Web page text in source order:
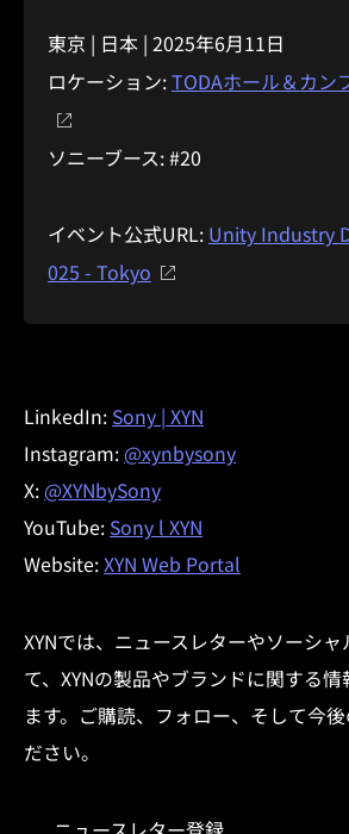
東京 | 日本 | 2025年6月11日
ロケーション:TODAホール＆カン
ソニーブース: #20
イベント公式URL: Unity Industry
025 - Tokyo
LinkedIn: Sony | XYN
Instagram: @xynbysony
X: @XYNbySony
YouTube: Sony l XYN
Website:XYN Web Portal
XYNでは、ニュースレターやソーシ
て、XYNの製品やブランドに関する
ます。ご購読、フォロー、そして今
ださい。